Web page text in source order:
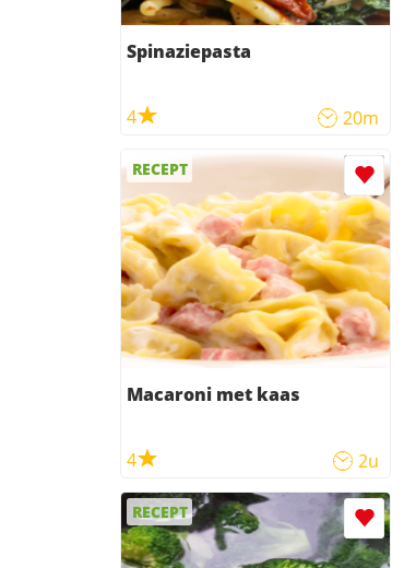
Spinaziepasta
4 20m
RECEPT
Macaroni met kaas
4 2u
RECEPT